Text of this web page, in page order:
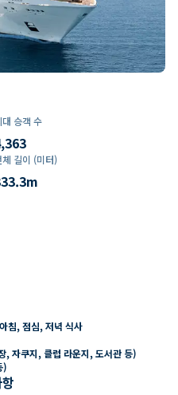
대 승객 수
체 길이 (미터)
m
침, 점심, 저녁 식사
, 자쿠지, 클럽 라운지, 도서관 등)
)